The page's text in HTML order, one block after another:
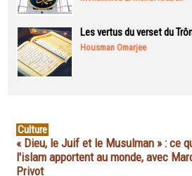
Les vertus du verset du
Housman Omarjee
Culture
« Dieu, le Juif et le Musulman » : ce
l'islam apportent au monde, avec
Privot